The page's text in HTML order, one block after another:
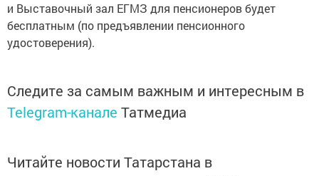
и Выставочный зал ЕГМЗ для пенсионеров будет
бесплатным (по предъявлении пенсионного
удостоверения).
Следите за самым важным и интересным в
Telegram-канале Татмедиа
Читайте новости Татарстана в